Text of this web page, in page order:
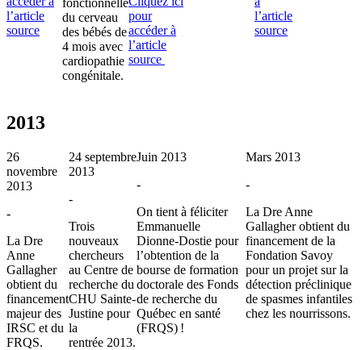
l’article
source
du cerveau
des bébés de
4 mois avec
cardiopathie
congénitale.
pour
accéder à
l’article
source
l’article
source
2013
26
novembre
2013
-
La Dre
Anne
Gallagher
obtient du
financement
majeur des
IRSC et du
FRQS.
24 septembre
2013
-
Trois
nouveaux
chercheurs
au Centre de
recherche du
CHU Sainte-
Justine pour
la
rentrée 2013.
Juin 2013
-
On tient à féliciter
Emmanuelle
Dionne-Dostie pour
l’obtention de la
bourse de formation
doctorale des Fonds
de recherche du
Québec en santé
(FRQS) !
Mars 2013
-
La Dre Anne
Gallagher obtient du
financement de la
Fondation Savoy
pour un projet sur la
détection préclinique
de spasmes infantiles
chez les nourrissons.